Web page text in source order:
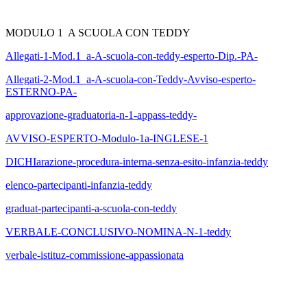
MODULO 1 A SCUOLA CON TEDDY
Allegati-1-Mod.1_a-A-scuola-con-teddy-esperto-Dip.-PA-
Allegati-2-Mod.1_a-A-scuola-con-Teddy-Avviso-esperto-
ESTERNO-PA-
approvazione-graduatoria-n-1-appass-teddy-
AVVISO-ESPERTO-Modulo-1a-INGLESE-1
DICHIarazione-procedura-interna-senza-esito-infanzia-teddy
elenco-partecipanti-infanzia-teddy
graduat-partecipanti-a-scuola-con-teddy
VERBALE-CONCLUSIVO-NOMINA-N-1-teddy
verbale-istituz-commissione-appassionata